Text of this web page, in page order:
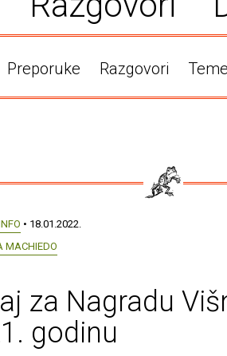
Preporuke Razgovori Teme
• 18.01.2022.
MACHIEDO
za Nagradu
godinu